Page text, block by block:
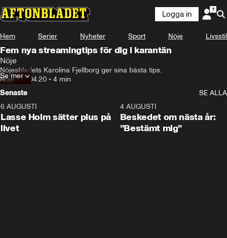
Logga in
Hem Serier Nyheter Sport Nöje Livsstil
Fem nya streamingtips för dig i karantän
Nöje
Nöjesbladets Karolina Fjellborg ger sina bästa tips.
Nöje•07.04.20 • 4 min
Se mer
Senaste
SE ALLA
6 AUGUSTI
Lasse Holm sätter plus på
livet
4 AUGUSTI
Beskedet om nästa år:
”Bestämt mig”